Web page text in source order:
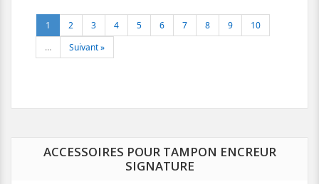
1 2 3 4 5 6 7 8 9
10
…
Suivant »
ACCESSOIRES POUR TAMPON ENCREUR
SIGNATURE